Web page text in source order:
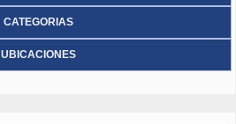
CATEGORIAS
UBICACIONES